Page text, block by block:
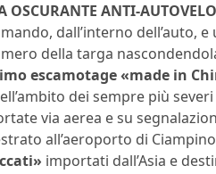
OSCURANTE ANTI-
dall’interno dell’auto,
della targa
escamotage «made in
dei sempre più
via aerea e su
all’aeroporto di
importati dall’Asia e